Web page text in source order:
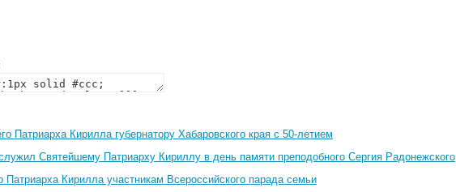
Патриарха Кирилла губернатору Хабаровского края с 50-летием
Святейшему Патриарху Кириллу в день памяти преподобного Сергия Радонежского
Патриарха Кирилла участникам Всероссийского парада семьи